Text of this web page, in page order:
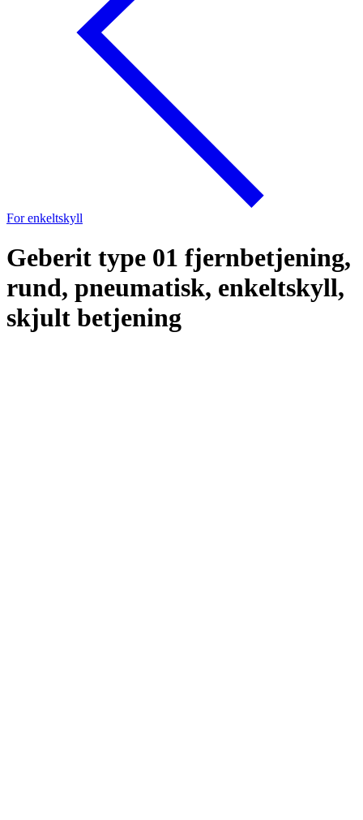
For enkeltskyll
Geberit type 01 fjernbetjening,
rund, pneumatisk, enkeltskyll,
skjult betjening